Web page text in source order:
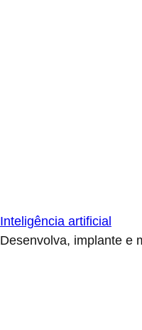
Inteligência artificial
Desenvolva, implante e